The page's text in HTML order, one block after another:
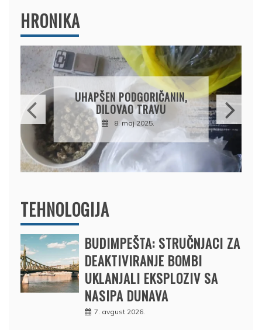
HRONIKA
DRŽAVLJANIN RUSIJE
OSUMNJIČEN DA JE
PRODAO TUĐI BMW,
DRŽAVU NAPUSTIO
BRODOM
12. februar 2025.
TEHNOLOGIJA
BUDIMPEŠTA: STRUČNJACI ZA
DEAKTIVIRANJE BOMBI
UKLANJALI EKSPLOZIV SA
NASIPA DUNAVA
7. avgust 2026.